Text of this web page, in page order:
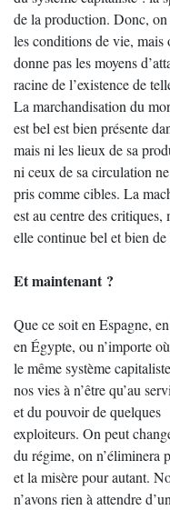
de la production. Donc, on
les conditions de vie, mais
donne pas les moyens
racine de l’existence de
La marchandisation du
est bel est bien présente
mais ni les lieux de sa
ni ceux de sa circulation
pris comme cibles. La
est au centre des critiques,
elle continue bel et bien de
Et maintenant ?
Que ce soit en Espagne,
en Égypte, ou n’importe
le même système
nos vies à n’être qu’au
et du pouvoir de quelques
exploiteurs. On peut
du régime, on n’éliminera
et la misère pour autant.
n’avons rien à attendre